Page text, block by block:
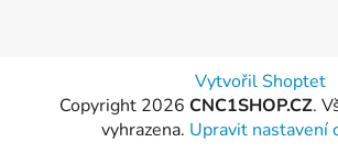
Vytvořil Shoptet
Copyright 2026 CNC1SHOP.CZ.
vyhrazena. Upravit nastavení